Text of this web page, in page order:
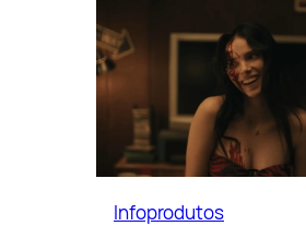
Infoprodutos